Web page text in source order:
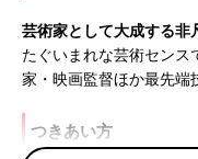
芸術家として大成する非
たぐいまれな芸術セン
家・映画監督ほか最先端
つきあい方